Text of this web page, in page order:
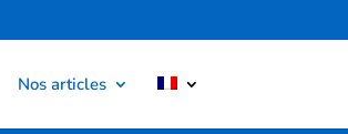
Nos articles